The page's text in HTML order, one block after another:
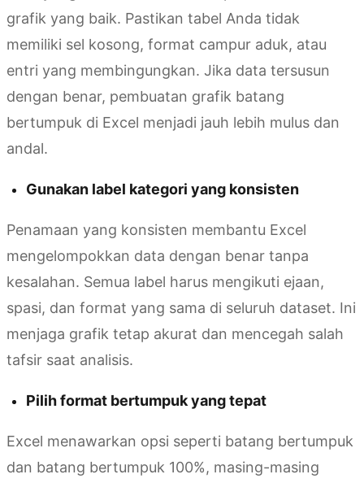
grafik yang baik. Pastikan tabel Anda tidak
memiliki sel kosong, format campur aduk, atau
entri yang membingungkan. Jika data tersusun
dengan benar, pembuatan grafik batang
bertumpuk di Excel menjadi jauh lebih mulus dan
andal.
Gunakan label kategori yang konsisten
Penamaan yang konsisten membantu Excel
mengelompokkan data dengan benar tanpa
kesalahan. Semua label harus mengikuti ejaan,
spasi, dan format yang sama di seluruh dataset. Ini
menjaga grafik tetap akurat dan mencegah salah
tafsir saat analisis.
Pilih format bertumpuk yang tepat
Excel menawarkan opsi seperti batang bertumpuk
dan batang bertumpuk 100%, masing-masing